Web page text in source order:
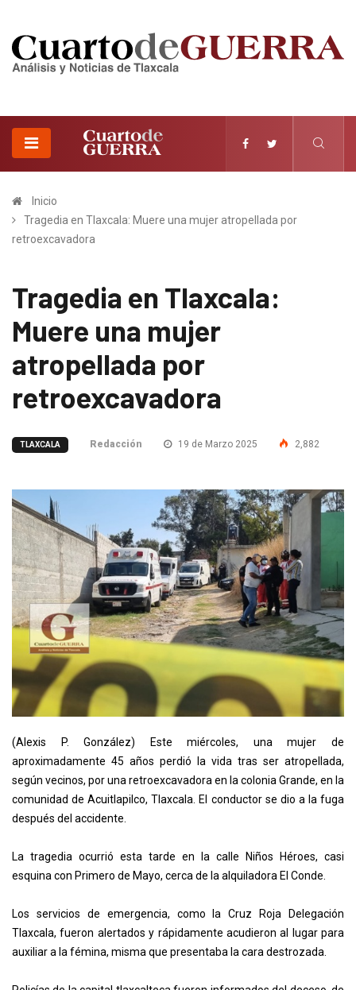
Inicio
Tragedia en Tlaxcala: Muere una mujer atropellada por
retroexcavadora
Tragedia en Tlaxcala:
Muere una mujer
atropellada por
retroexcavadora
TLAXCALA Redacción 19 de Marzo 2025 2,882
(Alexis P. González) Este miércoles, una mujer de
aproximadamente 45 años perdió la vida tras ser atropellada,
según vecinos, por una retroexcavadora en la colonia Grande, en la
comunidad de Acuitlapilco, Tlaxcala. El conductor se dio a la fuga
después del accidente.
La tragedia ocurrió esta tarde en la calle Niños Héroes, casi
esquina con Primero de Mayo, cerca de la alquiladora El Conde.
Los servicios de emergencia, como la Cruz Roja Delegación
Tlaxcala, fueron alertados y rápidamente acudieron al lugar para
auxiliar a la fémina, misma que presentaba la cara destrozada.